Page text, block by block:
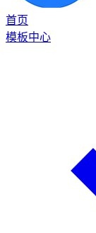
首页
模板中心